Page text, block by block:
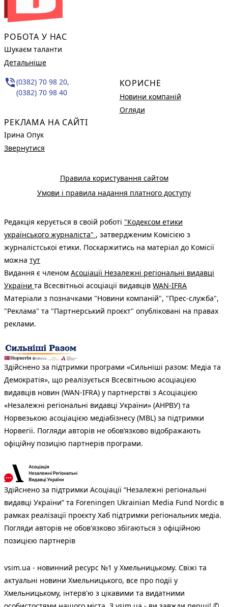
РОБОТА У НАС
Шукаєм таланти
Детальніше
phone_in_talk(0382) 70 98 20,
(0382) 70 98 40
РЕКЛАМА НА САЙТІ
Ірина Опук
Звернутися
КОРИСНЕ
Новини компаній
Огляди
Правила користування сайтом
Умови і правила надання платного доступу
Редакція керується в своїй роботі "Кодексом етики
українського журналіста" , затвердженим Комісією з
журналістської етики. Поскаржитись на матеріал до Комісії
можна тут
Видання є членом Асоціації Незалежні регіональні видавці
України та Всесвітньої асоціації видавців WAN-IFRA
Матеріали з позначками "Новини компаній", "Прес-служба",
"Реклама" та "Партнерський проєкт" опубліковані на правах
реклами.
Здійснено за підтримки програми «Сильніші разом: Медіа та
Демократія», що реалізується Всесвітньою асоціацією
видавців новин (WAN-IFRA) у партнерстві з Асоціацією
«Незалежні регіональні видавці України» (АНРВУ) та
Норвезькою асоціацією медіабізнесу (MBL) за підтримки
Норвегії. Погляди авторів не обов’язково відображають
офіційну позицію партнерів програми.
Здійснено за підтримки Асоціації “Незалежні регіональні
видавці України” та Foreningen Ukrainian Media Fund Nordic в
рамках реалізації проєкту Хаб підтримки регіональних медіа.
Погляди авторів не обов'язково збігаються з офіційною
позицією партнерів
vsim.ua - новинний ресурс №1 у Хмельницькому. Свіжі та
актуальні новини Хмельницького, все про події у
Хмельницькому, інтерв'ю з цікавими та видатними